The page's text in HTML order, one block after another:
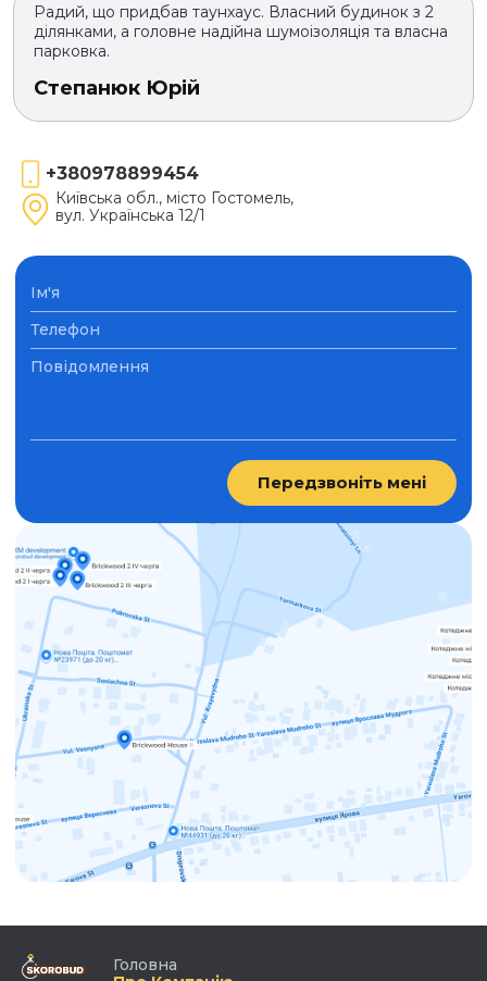
Радий, що придбав таунхаус. Власний будинок з 2
ділянками, а головне надійна шумоізоляція та власна
парковка.
Степанюк Юрій
+380978899454
Київська обл., місто Гостомель,
вул. Українська 12/1
Передзвоніть мені
Головна